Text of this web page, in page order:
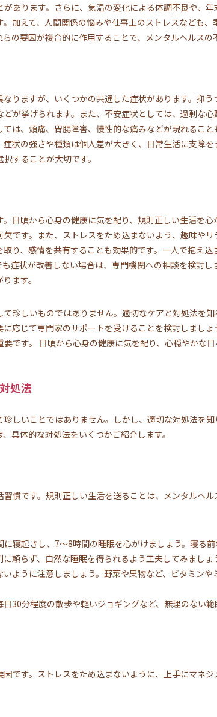
あります。さらに、気温の変化による体調不良や、
加えて、人間関係の悩みや仕事上のストレスなども
の要因が複合的に作用することで、メンタルヘルスの
りますが、いくつかの共通した症状があります。抑う
が挙げられます。また、不安症状としては、過剰な
は、頭痛、胃腸障害、慢性的な痛みなどが現れるこ
状の強さや種類は個人差が大きく、日常生活に支障を
することが大切です。
日頃から心身の健康に気を配り、規則正しい生活を
です。また、ストレスをため込まないよう、趣味や
り、感情を共有することも効果的です。一人で抱え
症状が改善しない場合は、専門機関への相談を検討
ます。
珍しいものではありません。適切なケアと対処法を
応じて専門家のサポートを受けることを検討しまし
です。 日頃から心身の健康に気を配り、心穏やかな日
処法
しいことではありません。しかし、適切な対処法を
具体的な対処法をいくつかご紹介します。
慣です。規則正しい生活を送ることは、メンタルヘ
寝起きし、7～8時間の睡眠を心がけましょう。寝る
頼らず、自然な睡眠を得られるよう工夫してみましょ
ように注意しましょう。野菜や果物など、ビタミン
30分程度の散歩や軽いジョギングなど、無理のない
です。ストレスをため込まないように、上手にマネ